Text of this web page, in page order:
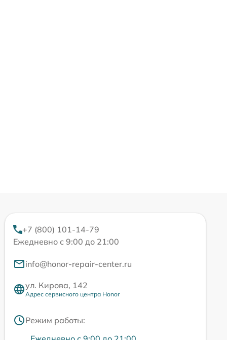
+7 (800) 101-14-79
Ежедневно с 9:00 до 21:00
info@honor-repair-center.ru
ул. Кирова, 142
Адрес сервисного центра Honor
Режим работы: